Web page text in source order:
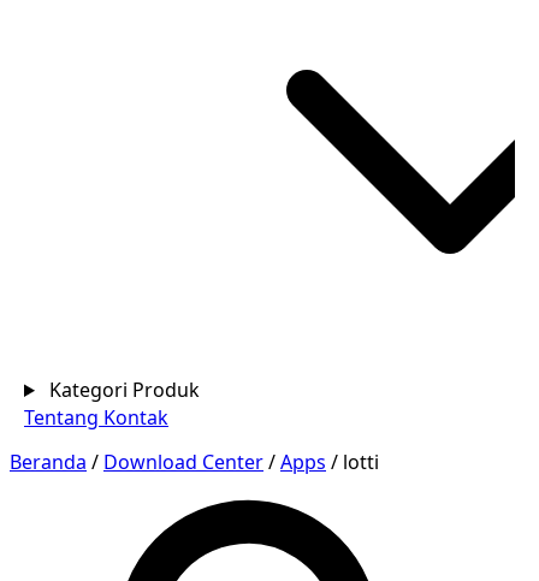
Kategori Produk
Tentang Kontak
Beranda / Download Center/Apps / lotti